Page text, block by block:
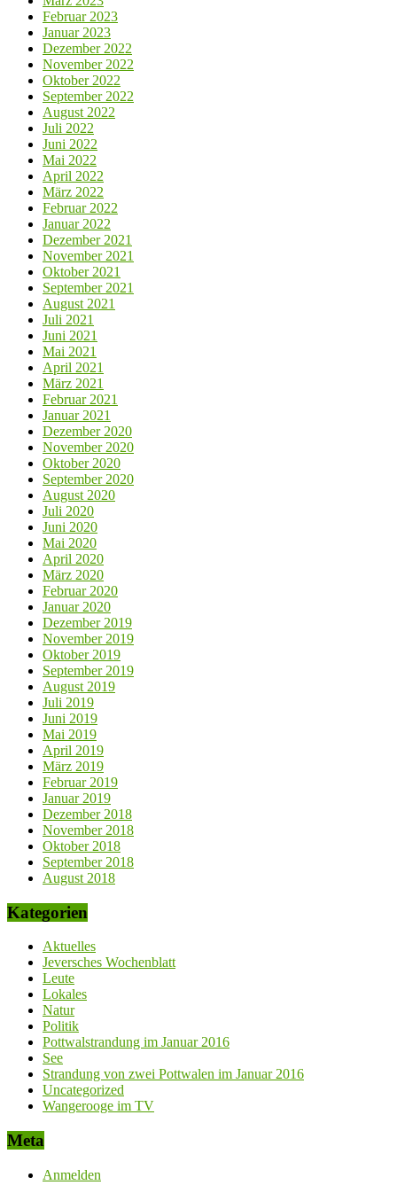
Februar 2023
Januar 2023
Dezember 2022
November 2022
Oktober 2022
September 2022
August 2022
Juli 2022
Juni 2022
Mai 2022
April 2022
März 2022
Februar 2022
Januar 2022
Dezember 2021
November 2021
Oktober 2021
September 2021
August 2021
Juli 2021
Juni 2021
Mai 2021
April 2021
März 2021
Februar 2021
Januar 2021
Dezember 2020
November 2020
Oktober 2020
September 2020
August 2020
Juli 2020
Juni 2020
Mai 2020
April 2020
März 2020
Februar 2020
Januar 2020
Dezember 2019
November 2019
Oktober 2019
September 2019
August 2019
Juli 2019
Juni 2019
Mai 2019
April 2019
März 2019
Februar 2019
Januar 2019
Dezember 2018
November 2018
Oktober 2018
September 2018
August 2018
Kategorien
Aktuelles
Jeversches Wochenblatt
Leute
Lokales
Natur
Politik
Pottwalstrandung im Januar 2016
See
Strandung von zwei Pottwalen im Januar 2016
Uncategorized
Wangerooge im TV
Meta
Anmelden